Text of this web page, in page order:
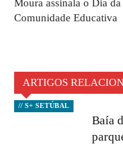
Moura assinala o Dia da
Comunidade Educativa
ARTIGOS
// S+ SETÚBAL
Baía